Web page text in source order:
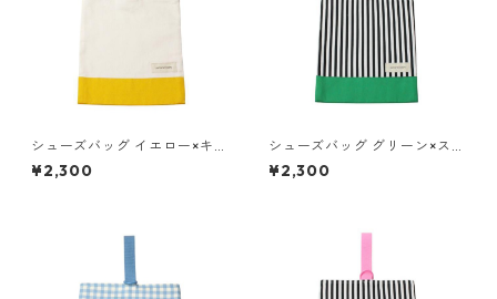
シューズバッグ イエロー×キナ
リ 85-73052-1
¥2,300
シューズバッグ グリーン×スト
ライプ 85-73052-1
¥2,300